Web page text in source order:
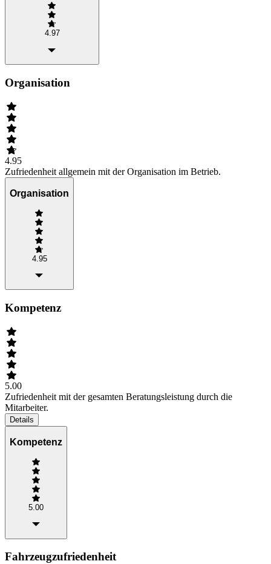
4.97
Organisation
4.95
Zufriedenheit allgemein mit der Organisation im Betrieb.
Organisation
4.95
Kompetenz
5.00
Zufriedenheit mit der gesamten Beratungsleistung durch die
Mitarbeiter.
Details
Kompetenz
5.00
Fahrzeugzufriedenheit